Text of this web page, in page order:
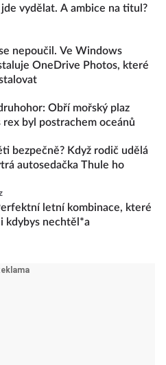
jde vydělat. A ambice na titul?
nepoučil. Ve Windows
OneDrive Photos, které
Obří mořský plaz
rex byl postrachem oceánů
bezpečně? Když rodič udělá
autosedačka Thule ho
letní kombinace, které
kdybys nechtěl*a